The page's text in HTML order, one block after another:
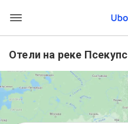
Отели на реке Псекупс